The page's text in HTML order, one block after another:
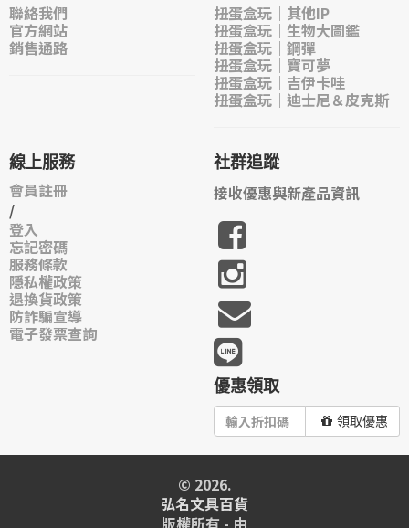
聯絡我們
官方網站
銷售通路
扭蛋盒玩｜其他IP
扭蛋盒玩｜生物大圖鑑
扭蛋盒玩｜鋼彈
扭蛋盒玩｜寶可夢
扭蛋盒玩｜吉伊卡哇
扭蛋盒玩｜迪士尼＆皮克斯
線上服務
會員註冊
/
登入
忘記密碼
服務條款
隱私權政策
退換貨政策
防詐騙宣導
電子發票查詢
社群追蹤
接收優惠與新產品資訊
優惠領取
領取優惠
© 2026.
弘名文具百貨
版權所有 - 由